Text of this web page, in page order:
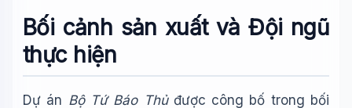
Bối cảnh sản xuất và Đội ngũ
thực hiện
Dự án Bộ Tứ Báo Thủđược công bố trong bối
🔬 Albert Einstein